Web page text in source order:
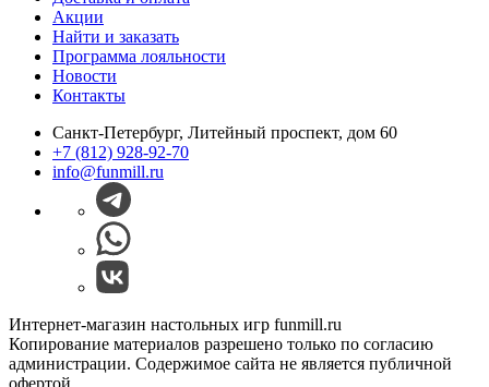
Акции
Найти и заказать
Программа лояльности
Новости
Контакты
Санкт-Петербург, Литейный проспект, дом 60
+7 (812) 928-92-70
info@funmill.ru
Интернет-магазин настольных игр funmill.ru
Копирование материалов разрешено только по согласию
администрации. Содержимое сайта не является публичной
офертой